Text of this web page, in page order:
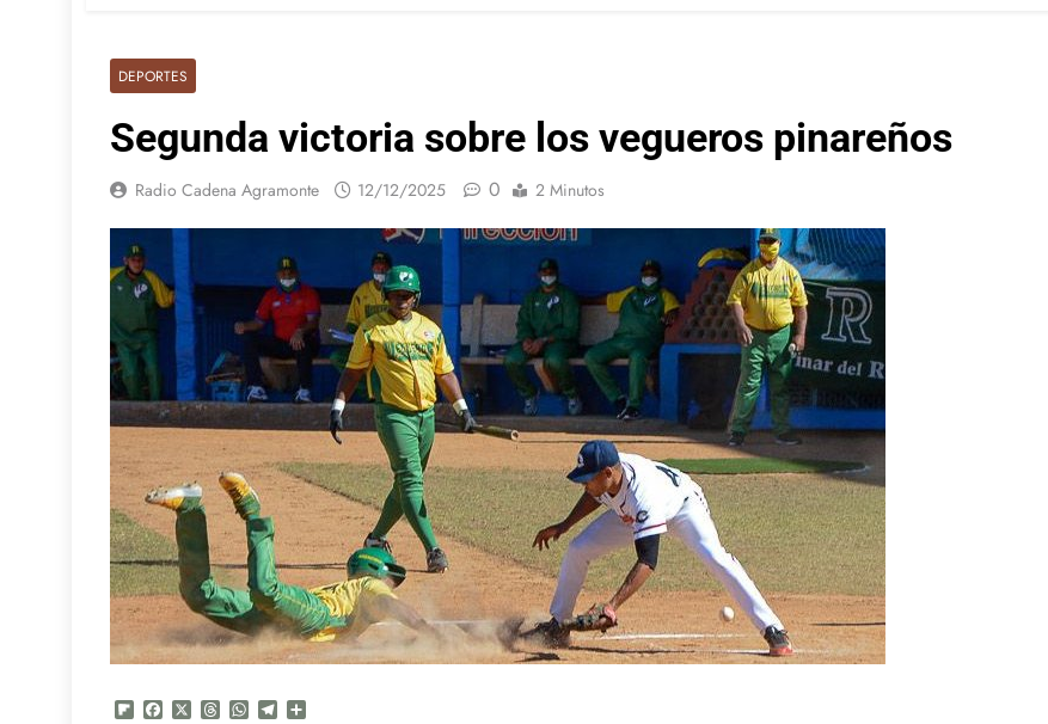
DEPORTES
Segunda victoria sobre los vegueros pinareños
Radio Cadena Agramonte 12/12/2025 0 2 Minutos
Flipboard
FacebookThreadsWhatsApp
Telegram